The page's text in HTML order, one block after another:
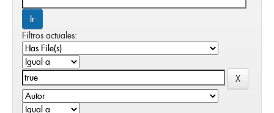
Filtros actuales: